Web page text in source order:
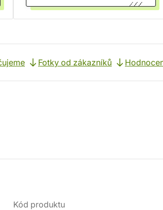
Fotky od zákazníků
Kód produktu